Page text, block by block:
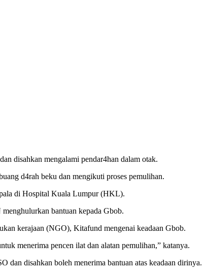
disahkan mengalami pendar4han dalam otak.
d4rah beku dan mengikuti proses pemulihan.
di Hospital Kuala Lumpur (HKL).
bantuan kepada Gbob.
kerajaan (NGO), Kitafund mengenai keadaan Gbob.
menerima pencen ilat dan alatan pemulihan,” katanya.
disahkan boleh menerima bantuan atas keadaan dirinya.